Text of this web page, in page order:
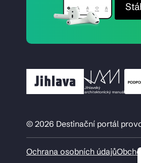
© 2026 Destinační portál
Ochrana osobních údajů